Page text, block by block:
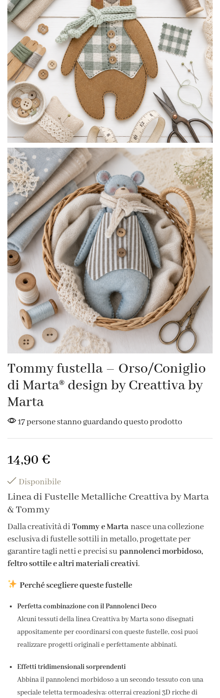
Tommy fustella – Orso/Coniglio
di Marta® design by Creattiva by
Marta
17 persone stanno guardando questo prodotto
14,90 €
Disponibile
Linea di Fustelle Metalliche Creattiva by Marta
& Tommy
Dalla creatività diTommy e Martanasce una collezione
esclusiva di fustelle sottili in metallo, progettate per
garantire tagli netti e precisi supannolenci morbidoso,
feltro sottile e altri materiali creativi.
Perché scegliere queste fustelle
Perfetta combinazione con il Pannolenci Deco
Alcuni tessuti della linea Creattiva by Marta sono disegnati
appositamente per coordinarsi con queste fustelle, così puoi
realizzare progetti originali e perfettamente abbinati.
Effetti tridimensionali sorprendenti
Abbina il pannolenci morbidoso a un secondo tessuto con una
speciale teletta termoadesiva: otterrai creazioni 3D ricche di